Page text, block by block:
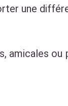
une
ou